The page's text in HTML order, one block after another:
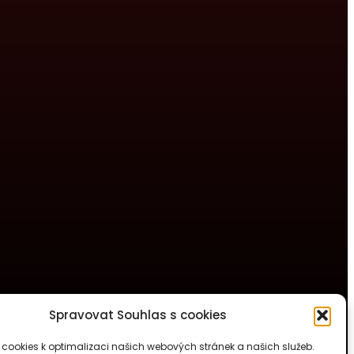
Spravovat Souhlas s cookies
k optimalizaci našich webových stránek a našich služeb.